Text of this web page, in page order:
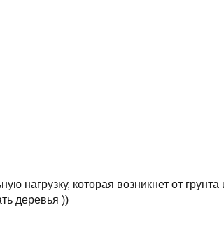
нагрузку, которая возникнет от
деревья ))